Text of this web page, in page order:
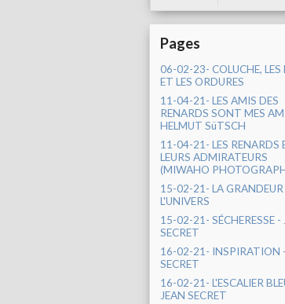
Pages
06-02-23- COLUCHE, LES
ET LES ORDURES
11-04-21- LES AMIS DES
RENARDS SONT MES
HELMUT SüTSCH
11-04-21- LES RENARDS
LEURS ADMIRATEURS
(MIWAHO
15-02-21- LA GRANDEUR
L'UNIVERS
15-02-21- SÉCHERESSE -
SECRET
16-02-21- INSPIRATION
SECRET
16-02-21- L'ESCALIER
JEAN SECRET